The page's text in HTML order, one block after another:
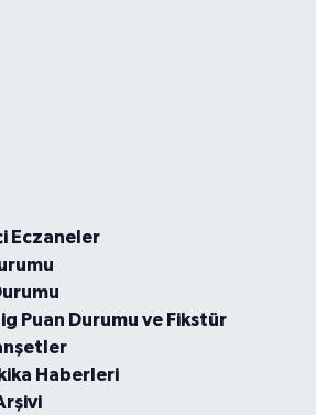
Eczaneler
Puan Durumu ve Fikstür
Haberleri